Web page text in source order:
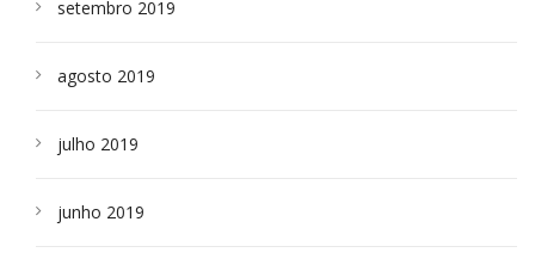
setembro 2019
agosto 2019
julho 2019
junho 2019